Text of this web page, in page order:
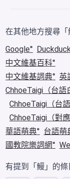
在其他地方搜尋「
Google
中文維基百科
中文維基詞典
英
ChhoeTaigi（台語
ChhoeTaigi（台
ChhoeTaigi（對
華語萌典
台語萌
國教院樂詞網
有提到「鰻」的條